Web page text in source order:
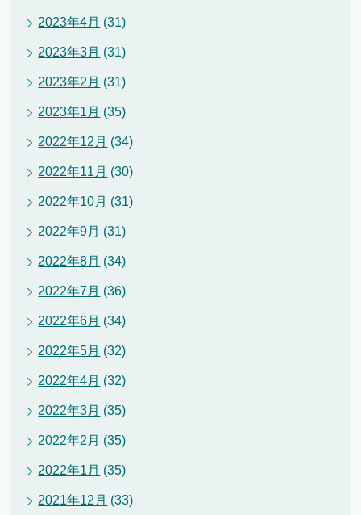
2023年4月 (31)
2023年3月 (31)
2023年2月 (31)
2023年1月 (35)
2022年12月 (34)
2022年11月 (30)
2022年10月 (31)
2022年9月 (31)
2022年8月 (34)
2022年7月 (36)
2022年6月 (34)
2022年5月 (32)
2022年4月 (32)
2022年3月 (35)
2022年2月 (35)
2022年1月 (35)
2021年12月 (33)